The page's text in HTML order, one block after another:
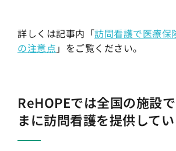
詳しくは記事内「訪問看護で医療保
の注意点 」をご覧ください。
ReHOPEでは全国の施設
まに訪問看護を提供して